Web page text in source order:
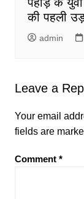
की पहली
admin
Leave a
Your email
fields are
Comment *